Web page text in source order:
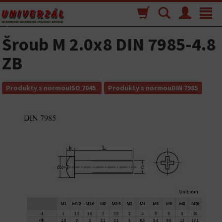
Toggle
Menu
Vyhľadávanie
Nákupný
košík
Šroub M 2.0x8 DIN 7985-4.8
ZB
Produkty s normouISO 7045 Produkty s normouDIN 7985